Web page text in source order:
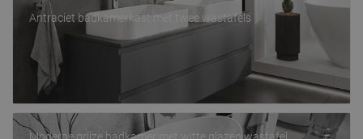
Antraciet badkamerkast met twee wastafels